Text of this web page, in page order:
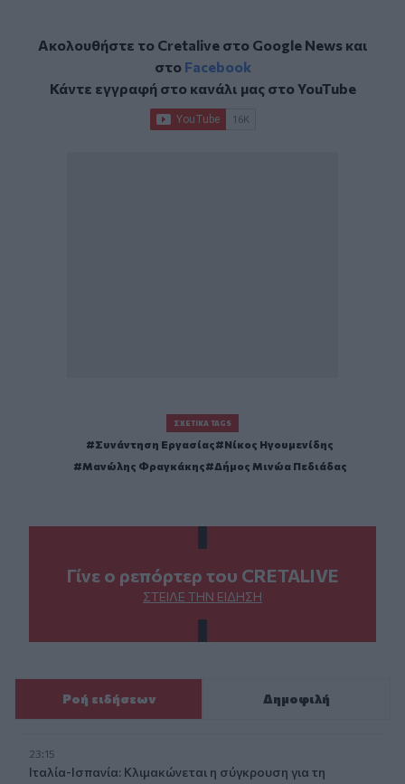
Ακολουθήστε το Cretalive στο Google Newsκαι
στο Facebook
Κάντε εγγραφή στο κανάλι μας στοYouTube
ΣΧΕΤΙΚΆ TAGS
Συνάντηση Εργασίας
Νίκος Ηγουμενίδης
Μανώλης Φραγκάκης
Δήμος Μινώα Πεδιάδας
Γίνε ο ρεπόρτερ του CRETALIVE
ΣΤΕΊΛΕ ΤΗΝ ΕΊΔΗΣΗ
Ροή ειδήσεων Δημοφιλή
23:15
Ιταλία-Ισπανία: Κλιμακώνεται η σύγκρουση για τη